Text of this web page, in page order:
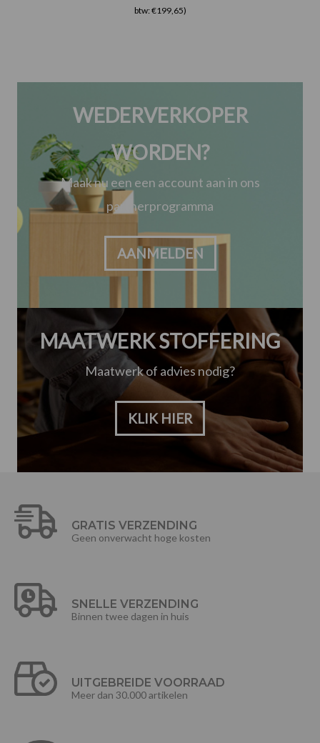
btw: €199,65)
WEDERVERKOPER
WORDEN?
Maak nu een een account aan in ons
partnerprogramma
AANMELDEN
MAATWERK STOFFERING
Maatwerk of advies nodig?
KLIK HIER
GRATIS VERZENDING
Geen onverwacht hoge kosten
SNELLE VERZENDING
Binnen twee dagen in huis
UITGEBREIDE VOORRAAD
Meer dan 30.000 artikelen